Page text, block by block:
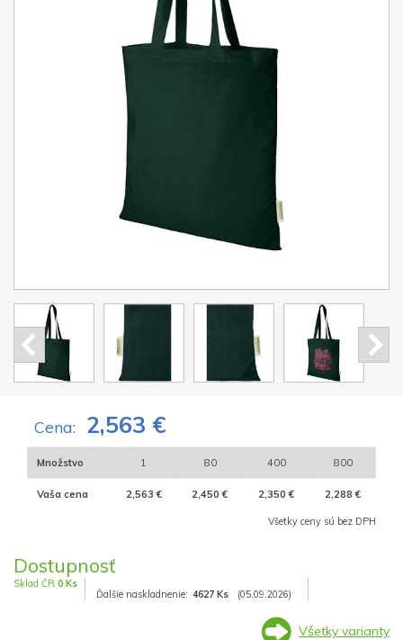
Cena: 2,563 €
Množstvo 1 80 400 800
Vaša cena 2,563 € 2,450 € 2,350 € 2,288 €
Všetky ceny sú bez DPH
Dostupnosť
Sklad ČR 0 Ks
Ďalšie naskladnenie: 4627 Ks (05.09.2026)
Všetky varianty